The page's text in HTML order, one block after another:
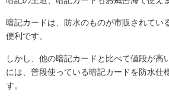
暗記カードは、防水のものが市販されてい
便利です。
しかし、他の暗記カードと比べて値段が高
には、普段使っている暗記カードを防水仕
す。